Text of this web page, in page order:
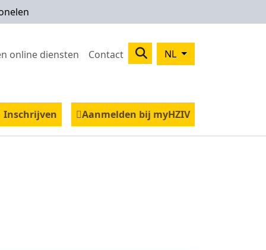
online diensten Contact Search NL
kosten
menu Gezond leven
Inschrijven Aanmelden bij myHZIV